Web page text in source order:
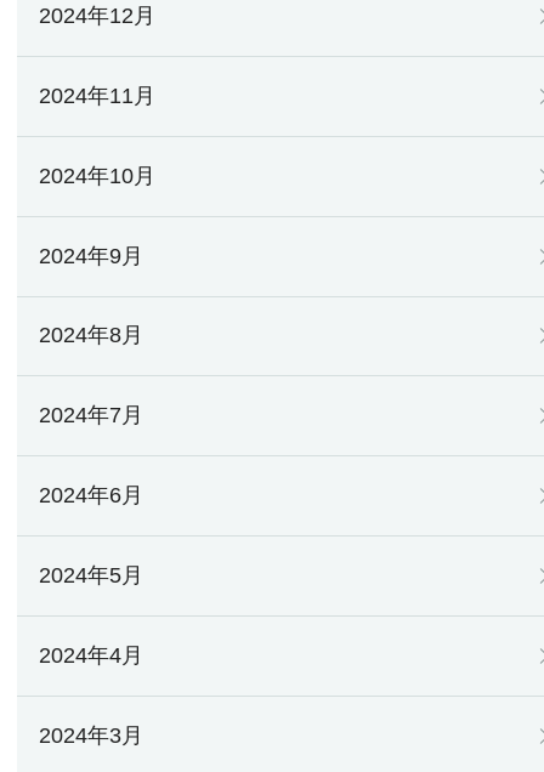
2024年12月
2024年11月
2024年10月
2024年9月
2024年8月
2024年7月
2024年6月
2024年5月
2024年4月
2024年3月